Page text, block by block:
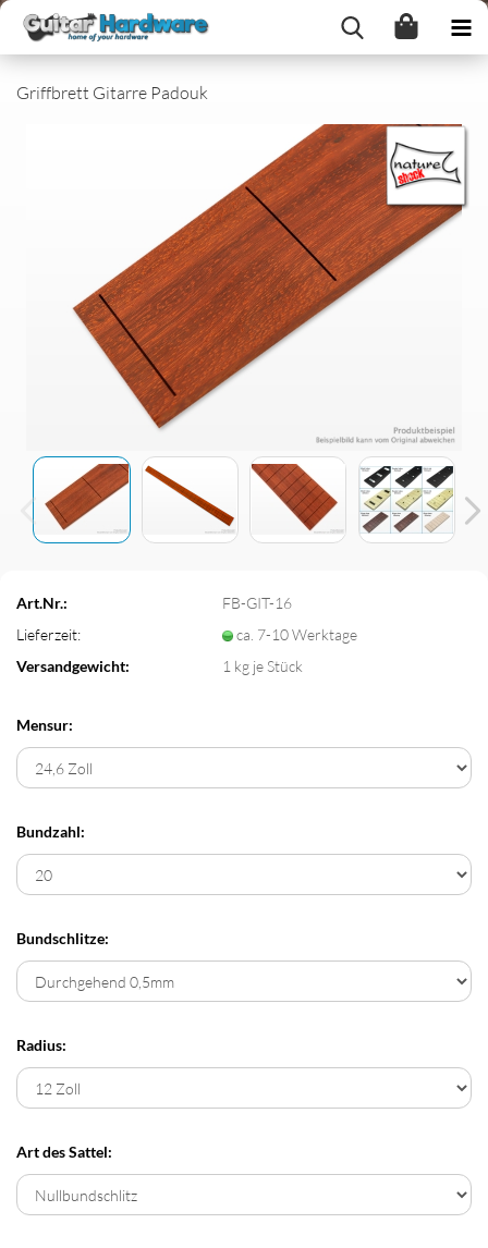
Griffbrett Gitarre Padouk
Art.Nr.:
FB-GIT-16
Lieferzeit:
ca. 7-10 Werktage
Versandgewicht:
1 kg je Stück
Mensur:
Bundzahl:
Bundschlitze:
Radius:
Art des Sattel: